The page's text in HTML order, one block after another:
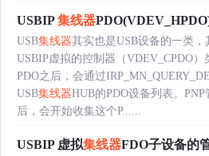
USBIP集线器
USB集线器其实也是USB设备的一类，
USBIP虚拟的控制器（VDEV_CPDO
PDO之后，会通过
USB集线器HUB的PDO设备列表。
后，会开始收集这个P......
USBIP 虚拟集线器FDO子设备的